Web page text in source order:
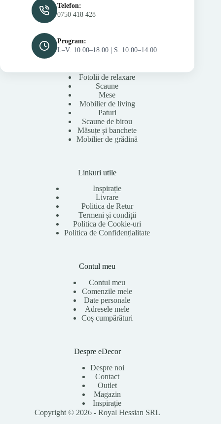
Telefon:
0750 418 428
Program:
L–V: 10:00–18:00 | S: 10:00–14:00
Fotolii de relaxare
Scaune
Mese
Mobilier de living
Paturi
Scaune de birou
Măsuțe și banchete
Mobilier de grădină
Linkuri utile
Inspirație
Livrare
Politica de Retur
Termeni și condiții
Politica de Cookie-uri
Politica de Confidențialitate
Contul meu
Contul meu
Comenzile mele
Date personale
Adresele mele
Coș cumpărături
Despre eDecor
Despre noi
Contact
Outlet
Magazin
Inspirație
Copyright © 2026 - Royal Hessian SRL